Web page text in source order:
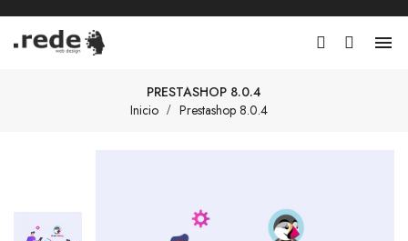

PRESTASHOP 8.0.4
Inicio
Prestashop 8.0.4